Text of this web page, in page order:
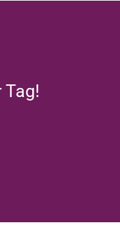
Tag!